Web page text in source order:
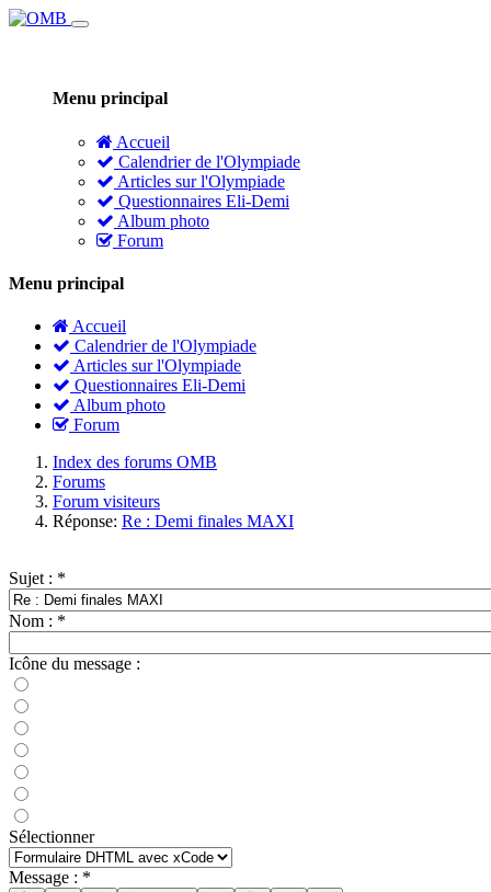
Menu principal
Accueil
Calendrier de l'Olympiade
Articles sur l'Olympiade
Questionnaires Eli-Demi
Album photo
Forum
Menu principal
Accueil
Calendrier de l'Olympiade
Articles sur l'Olympiade
Questionnaires Eli-Demi
Album photo
Forum
Index des forums OMB
Forums
Forum visiteurs
Réponse: Re : Demi finales MAXI
Sujet : *
Nom : *
Icône du message :
Sélectionner
Message : *